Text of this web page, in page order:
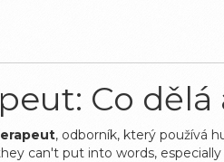
Co
, odborník, který používá
can't put into words, especially